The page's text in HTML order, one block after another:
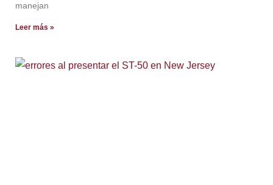
manejan
Leer más »